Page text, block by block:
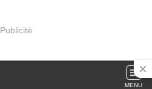
Publicité
MENU